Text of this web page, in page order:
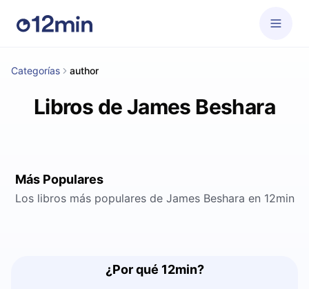
Categorías author
Libros de James Beshara
Más Populares
Los libros más populares de James Beshara en 12min
¿Por qué 12min?